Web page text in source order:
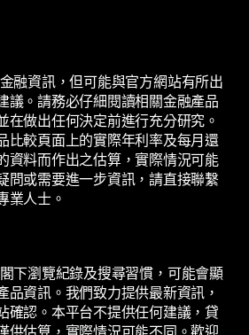
融資訊，但可能與官方網站有所出
議。請務必仔細閱讀相關金融產品
在做出任何決定前進行充分研究。
比較頁面上的實際年利率及每月還
資料而作出之估算，實際情況可能
問或需要進一步資訊，請直接聯繫
業人士。
下瀏覽紀錄及搜尋習慣，可能會顯
品資訊。我們致力提供最新資訊，
確認。本平台不提供任何建議，貸